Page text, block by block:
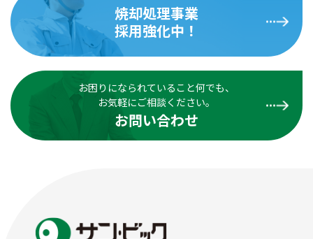
焼却処理事業
採用強化中！
お困りになられていること何でも、
お気軽にご相談ください。
お問い合わせ